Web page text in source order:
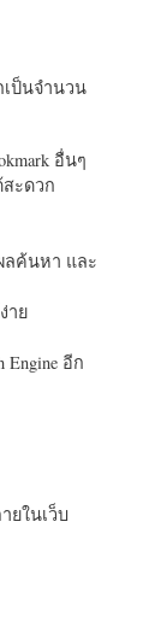
ป็นจำนวน
อื่นๆ
สะดวก
ลค้นหา และ
าย
อีก
ยในเว็บ